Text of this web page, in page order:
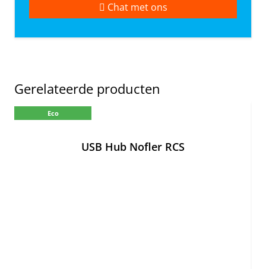
Chat met ons
Gerelateerde producten
Eco
USB Hub Nofler RCS